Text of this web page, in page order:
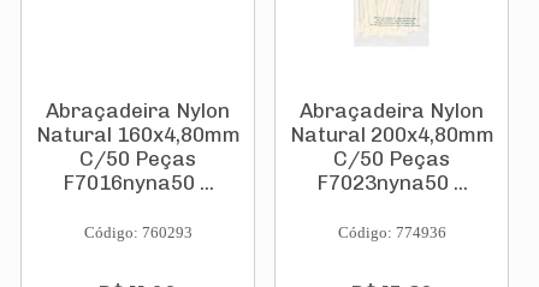
Abraçadeira Nylon
Natural 160x4,80mm
C/50 Peças
F7016nyna50 ...
Código: 760293
Abraçadeira Nylon
Natural 200x4,80mm
C/50 Peças
F7023nyna50 ...
Código: 774936